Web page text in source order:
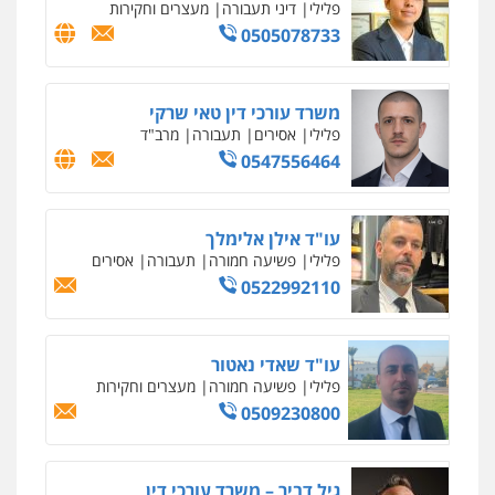
וחקירות
0544723840
עו"ד ראוף נג'אר
פלילי עורכי דין לענייני אסירים מעצרים
סמים רכוש
0548009246
עדי כרמלי – חברת עו"ד
פלילי כלכלי עורכי דין לענייני אסירים
0525060666
גיא זהבי משרד עורכי דין
פלילי משפחה
503456449
עו"ד איהאב ג'לג'ולי